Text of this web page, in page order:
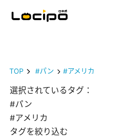
TOP #パン #アメリカ
選択されているタグ：
#パン
#アメリカ
タグを絞り込む